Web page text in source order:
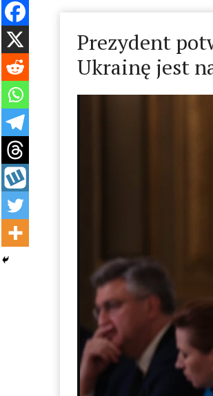
Prezydent
Ukrainę jest